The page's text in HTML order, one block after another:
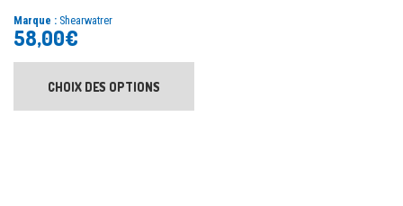
Marque : Shearwatrer
58,00€
CHOIX DES OPTIONS